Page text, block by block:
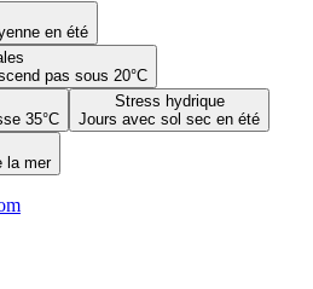
en été
pas sous 20°C
35°C
Stress hydrique
Jours avec sol sec en été
la mer